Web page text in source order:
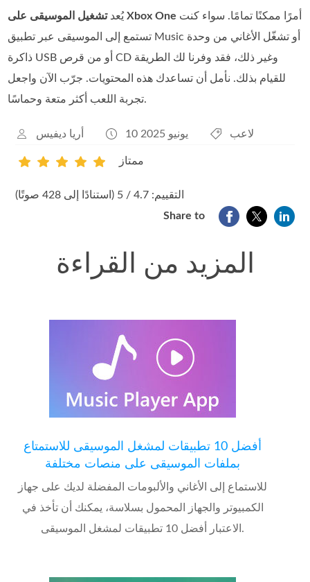
يُعدتشغيل الموسيقى على Xbox One
تستمع إلى الموسيقى عبر تطبيق Music أو تشغّل الأغاني من وحدة
ذاكرة USB أو من قرص CD وغير ذلك، فقد وفرنا لك الطريقة
للقيام بذلك. نأمل أن تساعدك هذه المحتويات. جرّب الآن واجعل
تجربة اللعب أكثر متعة وحماسًا.
أريا ديفيس 10 يونيو 2025 لاعب
1 4 5
ممتاز
التقييم: 4.7 / 5 (استنادًا إلى 428 صوتًا)
Share to
المزيد من القراءة
أفضل 10 تطبيقات لمشغل الموسيقى للاستمتاع
بملفات الموسيقى على منصات مختلفة
للاستماع إلى الأغاني والألبومات المفضلة لديك على جهاز
الكمبيوتر والجهاز المحمول بسلاسة، يمكنك أن تأخذ في
الاعتبار أفضل 10 تطبيقات لمشغل الموسيقى.